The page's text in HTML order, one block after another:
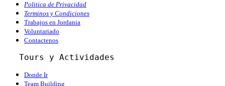
Politica de Privacidad
Terminos y Condiciones
Trabajos en Jordania
Voluntariado
Contactenos
Tours y Actividades
Donde Ir
Team Building